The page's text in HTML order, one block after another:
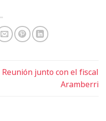
Reunión junto con el fiscal
Aramberri